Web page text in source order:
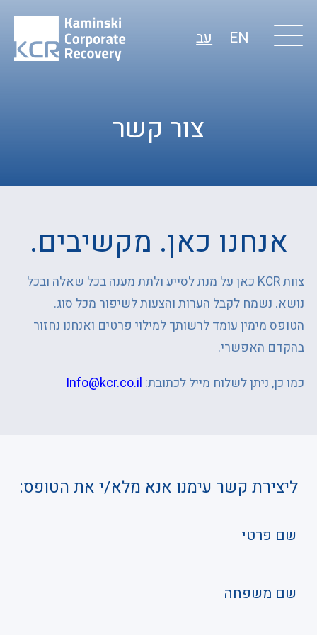
עב EN
צור קשר
ליצירת קשר עימנו אנא מלא/י את הטופס:
אנחנו כאן. מקשיבים.
צוות KCR כאן על מנת לסייע ולתת מענה בכל שאלה ובכל
נושא. נשמח לקבל הערות והצעות לשיפור מכל סוג.
הטופס מימין עומד לרשותך למילוי פרטים ואנחנו נחזור
בהקדם האפשרי.
כמו כן, ניתן לשלוח מייל לכתובת: Info@kcr.co.il